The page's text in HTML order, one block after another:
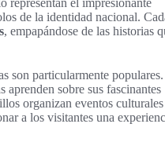
representan el impresionante
de la identidad nacional.
, empapándose de las historias
son particularmente populares.
sobre sus fascinantes
organizan eventos
a los visitantes una